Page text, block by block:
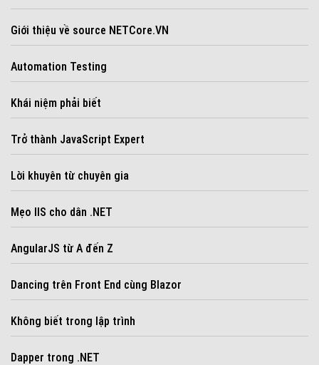
Giới thiệu về source NETCore.VN
Automation Testing
Khái niệm phải biết
Trở thành JavaScript Expert
Lời khuyên từ chuyên gia
Mẹo IIS cho dân .NET
AngularJS từ A đến Z
Dancing trên Front End cùng Blazor
Không biết trong lập trình
Dapper trong .NET